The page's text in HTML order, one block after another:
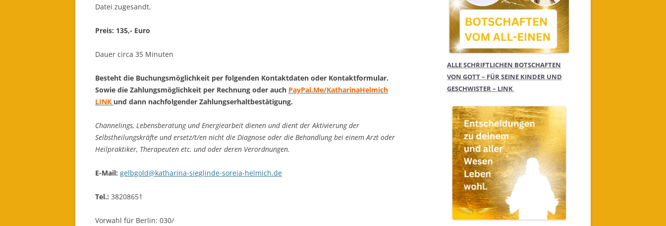
Datei zugesandt.
Preis: 135,- Euro
Dauer circa 35 Minuten
Besteht die Buchungsmöglichkeit per folgenden Kontaktdaten oder Kontaktformular.
Sowie die Zahlungsmöglichkeit per Rechnung oder auch PayPal.Me/KatharinaHelmich
LINK und dann nachfolgender Zahlungserhaltbestätigung.
Channelings, Lebensberatung und Energiearbeit dienen und dient der Aktivierung der
Selbstheilungskräfte und ersetz/t/en nicht die Diagnose oder die Behandlung bei einem Arzt oder
Heilpraktiker, Therapeuten etc. und oder deren Verordnungen.
E-Mail: gelbgold@katharina-sieglinde-soreia-helmich.de
Tel.: 38208651
Vorwahl für Berlin: 030/
ALLE SCHRIFTLICHEN BOTSCHAFTEN
VON GOTT – FÜR SEINE KINDER UND
GESCHWISTER – LINK